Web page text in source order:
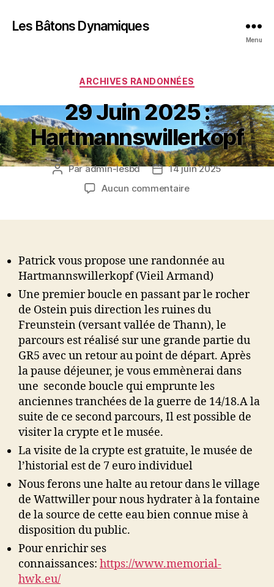
Les Bâtons Dynamiques
Menu
Catégories
ARCHIVES RANDONNÉES
29 Juin 2025 :
Hartmannswillerkopf
Auteur
l’article
Paradmin-lesbd
Date14 juin 2025
Aucun commentairesur
Patrick vous propose une randonnée au
Hartmannswillerkopf (Vieil Armand)
Une premier boucle en passant par le rocher
de Ostein puis direction les ruines du
Freunstein (versant vallée de Thann), le
parcours est réalisé sur une grande partie du
GR5 avec un retour au point de départ. Après
la pause déjeuner, je vous emmènerai dans
une seconde boucle qui emprunte les
anciennes tranchées de la guerre de 14/18.A la
suite de ce second parcours, Il est possible de
visiter la crypte et le musée.
La visite de la crypte est gratuite, le musée de
l’historial est de 7 euro individuel
Nous ferons une halte au retour dans le village
de Wattwiller pour nous hydrater à la fontaine
de la source de cette eau bien connue mise à
disposition du public.
Pour enrichir ses
connaissances: https://www.memorial-
hwk.eu/